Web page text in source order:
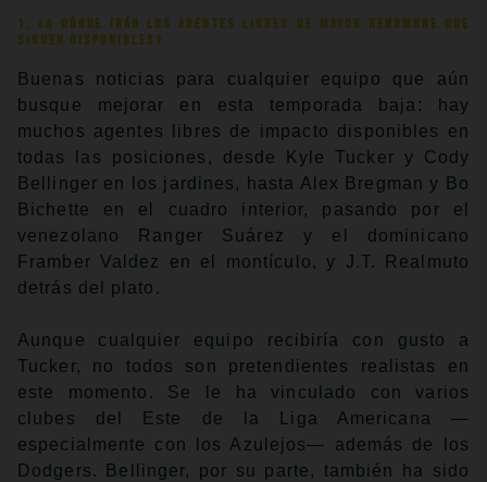
1. ¿A dónde irán los agentes libres de mayor renombre que
siguen disponibles?
Buenas noticias para cualquier equipo que aún
busque mejorar en esta temporada baja: hay
muchos agentes libres de impacto disponibles en
todas las posiciones, desde Kyle Tucker y Cody
Bellinger en los jardines, hasta Alex Bregman y Bo
Bichette en el cuadro interior, pasando por el
venezolano Ranger Suárez y el dominicano
Framber Valdez en el montículo, y J.T. Realmuto
detrás del plato.
Aunque cualquier equipo recibiría con gusto a
Tucker, no todos son pretendientes realistas en
este momento. Se le ha vinculado con varios
clubes del Este de la Liga Americana —
especialmente con los Azulejos— además de los
Dodgers. Bellinger, por su parte, también ha sido